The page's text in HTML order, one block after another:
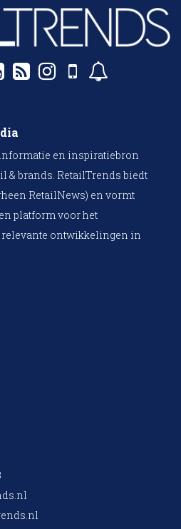
en inspiratiebron
& brands. RetailTrends biedt
RetailNews) en vormt
platform voor het
ontwikkelingen in